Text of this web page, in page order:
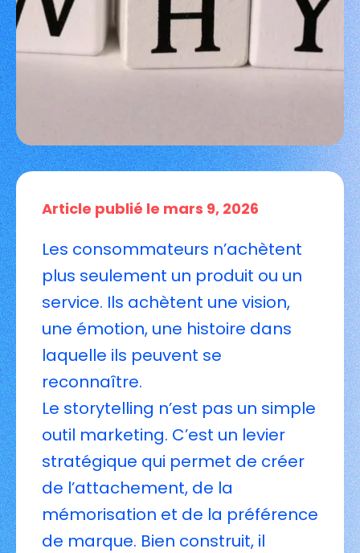
Article publié le mars 9, 2026
Les consommateurs n’achètent
plus seulement un produit ou un
service. Ils achètent une vision,
une émotion, une histoire dans
laquelle ils peuvent se
reconnaître.
Le storytelling n’est pas un simple
outil marketing. C’est un levier
stratégique qui permet de créer
de l’attachement, de la
mémorisation et de la préférence
de marque. Bien construit, il